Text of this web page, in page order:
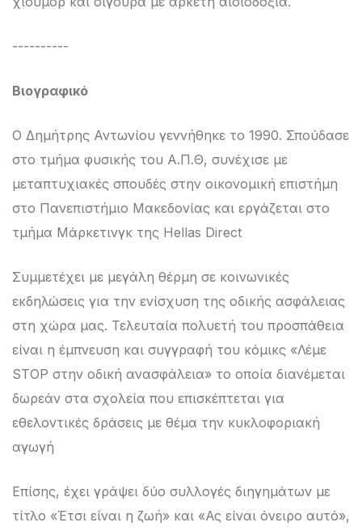
----------
Βιογραφικό
Ο Δημήτρης Αντωνίου γεννήθηκε το 1990. Σπούδασε
στο τμήμα φυσικής του Α.Π.Θ, συνέχισε με
μεταπτυχιακές σπουδές στην οικονομική επιστήμη
στο Πανεπιστήμιο Μακεδονίας και εργάζεται στο
τμήμα Μάρκετινγκ της Hellas Direct
Συμμετέχει με μεγάλη θέρμη σε κοινωνικές
εκδηλώσεις για την ενίσχυση της οδικής ασφάλειας
στη χώρα μας. Τελευταία πολυετή του προσπάθεια
είναι η έμπνευση και συγγραφή του κόμικς «Λέμε
STOP στην οδική ανασφάλεια» το οποία διανέμεται
δωρεάν στα σχολεία που επισκέπτεται για
εθελοντικές δράσεις με θέμα την κυκλοφοριακή
αγωγή
Επίσης, έχει γράψει δύο συλλογές διηγημάτων με
τίτλο «Έτσι είναι η ζωή» και «Ας είναι όνειρο αυτό»,